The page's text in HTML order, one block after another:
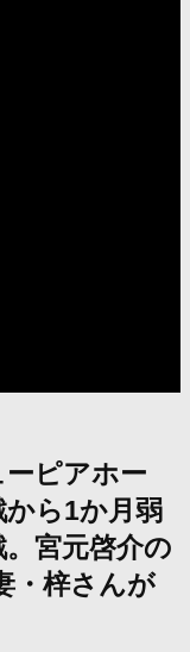
ピアホー
から1か月弱
宮元啓介の
・梓さんが